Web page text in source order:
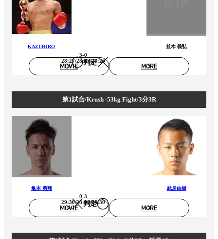
KAZUHIRO
判定
3-0
28:27/28:27/28:26
並木 義弘
MOVIE MORE
第1試合/Krush -53kg Fight/3分3R
亀本 勇翔
判定
0-3
29:30/28:30/28:30
武居由樹
MOVIE MORE